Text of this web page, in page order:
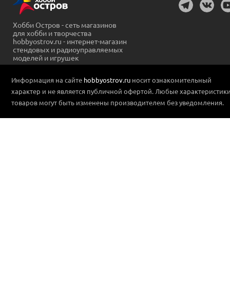
Хобби Остров - сеть магазинов
для хобби и творчества
hobbyostrov.ru - интернет-магазин
стендовых и радиоуправляемых
моделей и игрушек
Информация на сайте hobbyostrov.ru носит ознакомительный
характер и не является публичной офертой. Любые
товаров могут быть изменены производителем без уведомления.